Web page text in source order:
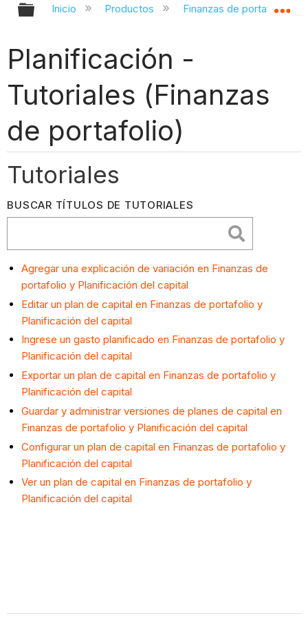
Expandir/contraer jerarquía global
Inicio Productos Finanzas de portafolio y
Planificación -
Tutoriales (Finanzas
de portafolio)
Tutoriales
BUSCAR TÍTULOS DE TUTORIALES
Agregar una explicación de variación en Finanzas de
portafolio y Planificación del capital
Editar un plan de capital en Finanzas de portafolio y
Planificación del capital
Ingrese un gasto planificado en Finanzas de portafolio y
Planificación del capital
Exportar un plan de capital en Finanzas de portafolio y
Planificación del capital
Guardar y administrar versiones de planes de capital en
Finanzas de portafolio y Planificación del capital
Configurar un plan de capital en Finanzas de portafolio y
Planificación del capital
Ver un plan de capital en Finanzas de portafolio y
Planificación del capital